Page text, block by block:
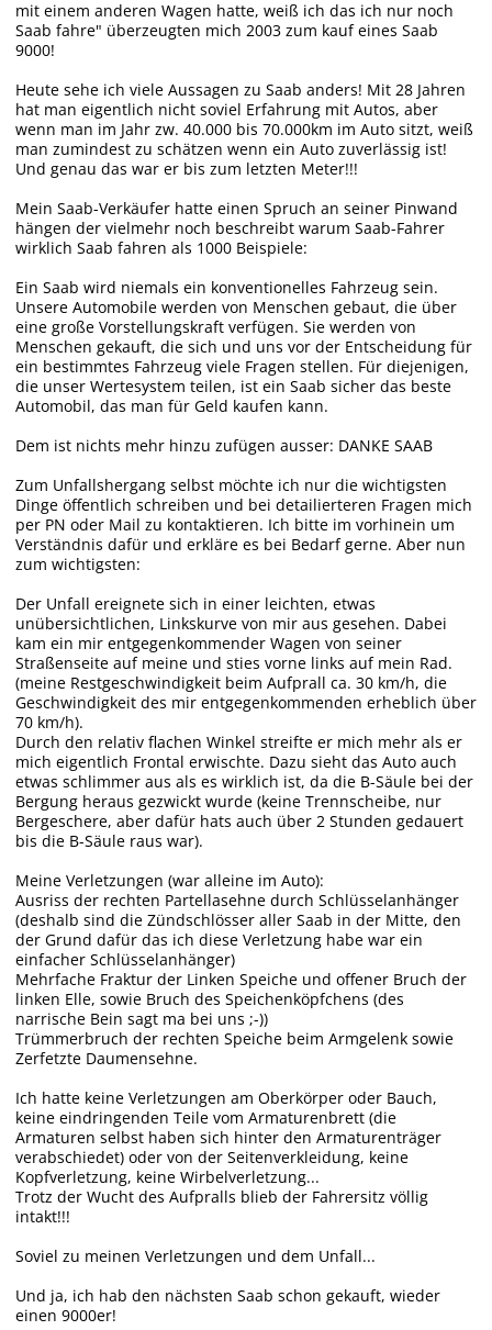
mit einem anderen Wagen hatte, weiß ich das ich nur noch
Saab fahre" überzeugten mich 2003 zum kauf eines Saab
9000!
Heute sehe ich viele Aussagen zu Saab anders! Mit 28 Jahren
hat man eigentlich nicht soviel Erfahrung mit Autos, aber
wenn man im Jahr zw. 40.000 bis 70.000km im Auto sitzt, weiß
man zumindest zu schätzen wenn ein Auto zuverlässig ist!
Und genau das war er bis zum letzten Meter!!!
Mein Saab-Verkäufer hatte einen Spruch an seiner Pinwand
hängen der vielmehr noch beschreibt warum Saab-Fahrer
wirklich Saab fahren als 1000 Beispiele:
Ein Saab wird niemals ein konventionelles Fahrzeug sein.
Unsere Automobile werden von Menschen gebaut, die über
eine große Vorstellungskraft verfügen. Sie werden von
Menschen gekauft, die sich und uns vor der Entscheidung für
ein bestimmtes Fahrzeug viele Fragen stellen. Für diejenigen,
die unser Wertesystem teilen, ist ein Saab sicher das beste
Automobil, das man für Geld kaufen kann.
Dem ist nichts mehr hinzu zufügen ausser: DANKE SAAB
Zum Unfallshergang selbst möchte ich nur die wichtigsten
Dinge öffentlich schreiben und bei detailierteren Fragen mich
per PN oder Mail zu kontaktieren. Ich bitte im vorhinein um
Verständnis dafür und erkläre es bei Bedarf gerne. Aber nun
zum wichtigsten:
Der Unfall ereignete sich in einer leichten, etwas
unübersichtlichen, Linkskurve von mir aus gesehen. Dabei
kam ein mir entgegenkommender Wagen von seiner
Straßenseite auf meine und sties vorne links auf mein Rad.
(meine Restgeschwindigkeit beim Aufprall ca. 30 km/h, die
Geschwindigkeit des mir entgegenkommenden erheblich über
70 km/h).
Durch den relativ flachen Winkel streifte er mich mehr als er
mich eigentlich Frontal erwischte. Dazu sieht das Auto auch
etwas schlimmer aus als es wirklich ist, da die B-Säule bei der
Bergung heraus gezwickt wurde (keine Trennscheibe, nur
Bergeschere, aber dafür hats auch über 2 Stunden gedauert
bis die B-Säule raus war).
Meine Verletzungen (war alleine im Auto):
Ausriss der rechten Partellasehne durch Schlüsselanhänger
(deshalb sind die Zündschlösser aller Saab in der Mitte, den
der Grund dafür das ich diese Verletzung habe war ein
einfacher Schlüsselanhänger)
Mehrfache Fraktur der Linken Speiche und offener Bruch der
linken Elle, sowie Bruch des Speichenköpfchens (des
narrische Bein sagt ma bei uns ;-))
Trümmerbruch der rechten Speiche beim Armgelenk sowie
Zerfetzte Daumensehne.
Ich hatte keine Verletzungen am Oberkörper oder Bauch,
keine eindringenden Teile vom Armaturenbrett (die
Armaturen selbst haben sich hinter den Armaturenträger
verabschiedet) oder von der Seitenverkleidung, keine
Kopfverletzung, keine Wirbelverletzung...
Trotz der Wucht des Aufpralls blieb der Fahrersitz völlig
intakt!!!
Soviel zu meinen Verletzungen und dem Unfall...
Und ja, ich hab den nächsten Saab schon gekauft, wieder
einen 9000er!